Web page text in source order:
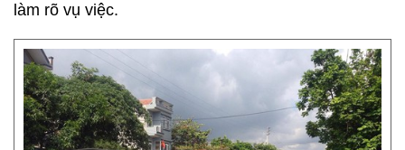
làm rõ vụ việc.